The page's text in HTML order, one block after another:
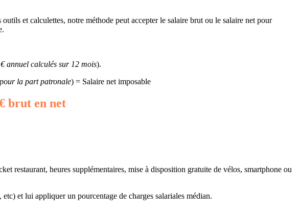
et calculettes, notre méthode peut accepter le salaire brut ou le salaire net pour
annuel calculés sur 12 mois).
la part patronale) = Salaire net imposable
brut en net
restaurant, heures supplémentaires, mise à disposition gratuite de vélos, smartphone ou
et lui appliquer un pourcentage de charges salariales médian.